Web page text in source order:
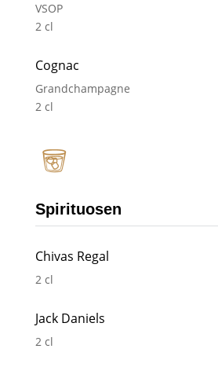
VSOP
2 cl
Cognac
Grandchampagne
2 cl
Spirituosen
Chivas Regal
2 cl
Jack Daniels
2 cl